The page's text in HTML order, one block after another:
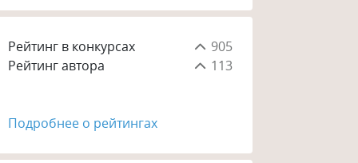
Рейтинг в конкурсах
905
Рейтинг автора
113
Подробнее о рейтингах